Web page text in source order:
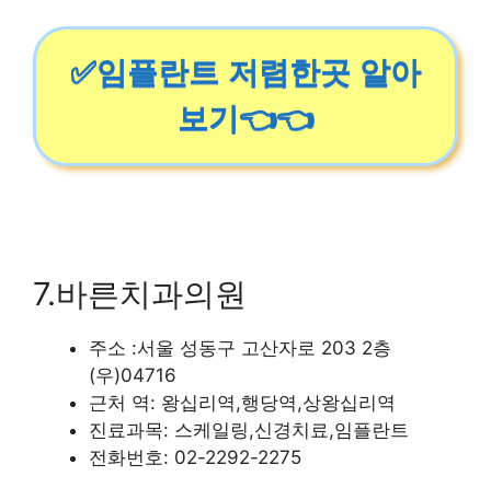
✅임플란트 저렴한곳 알아
보기👈👈
7.바른치과의원
주소 :서울 성동구 고산자로 203 2층
(우)04716
근처 역: 왕십리역,행당역,상왕십리역
진료과목: 스케일링,신경치료,임플란트
전화번호: 02-2292-2275